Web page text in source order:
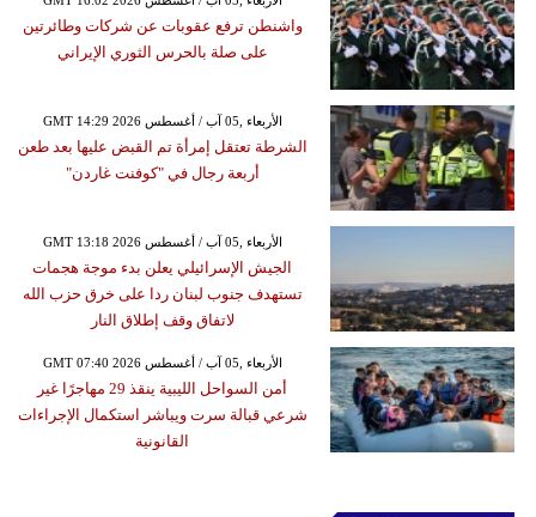
واشنطن ترفع عقوبات عن شركات وطائرتين
على صلة بالحرس الثوري الإيراني
GMT 14:29 2026 الأربعاء ,05 آب / أغسطس
الشرطة تعتقل إمرأة تم القبض عليها بعد طعن
أربعة رجال في "كوفنت غاردن"
GMT 13:18 2026 الأربعاء ,05 آب / أغسطس
الجيش الإسرائيلي يعلن بدء موجة هجمات
تستهدف جنوب لبنان ردا على خرق حزب الله
لاتفاق وقف إطلاق النار
GMT 07:40 2026 الأربعاء ,05 آب / أغسطس
أمن السواحل الليبية ينقذ 29 مهاجرًا غير
شرعي قبالة سرت ويباشر استكمال الإجراءات
القانونية